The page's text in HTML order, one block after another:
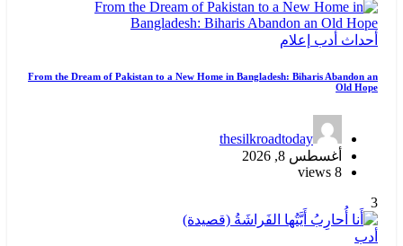
أحداث أدب إعلام
From the Dream of Pakistan to a New Home in Bangladesh: Biharis Abandon an
Old Hope
thesilkroadtoday
أغسطس 8, 2026
8 views
3
أدب